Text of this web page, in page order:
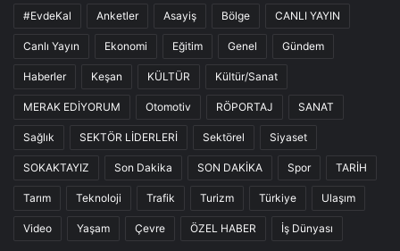
#EvdeKal Anketler Asayiş Bölge CANLI YAYIN
Canlı Yayın Ekonomi Eğitim Genel Gündem
Haberler Keşan KÜLTÜR Kültür/Sanat
MERAK EDİYORUM Otomotiv RÖPORTAJ SANAT
Sağlık SEKTÖR LİDERLERİ Sektörel Siyaset
SOKAKTAYIZ Son Dakika SON DAKİKA Spor TARİH
Tarım Teknoloji Trafik Turizm Türkiye Ulaşım
Video Yaşam Çevre ÖZEL HABER İş Dünyası